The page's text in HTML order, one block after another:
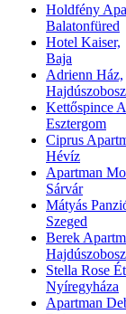
Holdfény
Balatonfüred
Hotel Kaiser,
Baja
Adrienn Ház,
Kettőspince
Esztergom
Ciprus
Hévíz
Apartman
Sárvár
Mátyás
Szeged
Berek
Stella Rose
Nyíregyháza
Apartman